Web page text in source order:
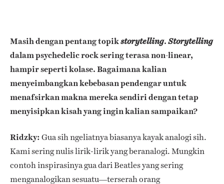
Masih dengan pentang topikstorytelling. Storytelling
dalam psychedelic rock sering terasa non-linear,
hampir seperti kolase. Bagaimana kalian
menyeimbangkan kebebasan pendengar untuk
menafsirkan makna mereka sendiri dengan tetap
menyisipkan kisah yang ingin kalian sampaikan?
Ridzky: Gua sih ngeliatnya biasanya kayak analogi sih.
Kami sering nulis lirik-lirik yang beranalogi. Mungkin
contoh inspirasinya gua dari Beatles yang sering
menganalogikan sesuatu—terserah orang